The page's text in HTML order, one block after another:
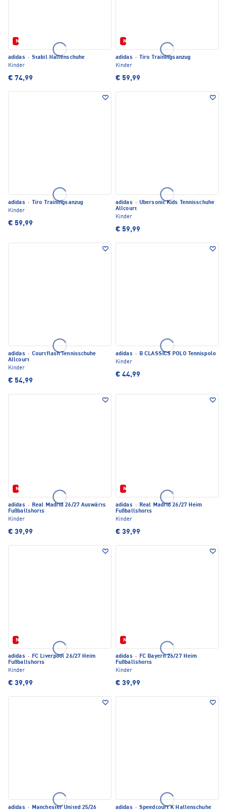
Neu
adidas · Stabil Hallenschuhe
Kinder
€ 74,99
Neu
adidas ·
Tiro Trainingsanzug
Kinder
€ 59,99
adidas ·
Tiro Trainingsanzug
Kinder
€ 59,99
adidas · Ubersonic Kids Tennisschuhe
Allcourt
Kinder
€ 59,99
adidas · Courtflash Tennisschuhe
Allcourt
Kinder
€ 54,99
adidas · B CLASSICS POLO Tennispolo
Kinder
€ 44,99
Neu
adidas · Real Madrid 26/27 Auswärts
Fußballshorts
Kinder
€ 39,99
Neu
adidas · Real Madrid 26/27 Heim
Fußballshorts
Kinder
€ 39,99
Neu
adidas · FC Liverpool 26/27 Heim
Fußballshorts
Kinder
€ 39,99
Neu
adidas · FC Bayern 26/27 Heim
Fußballshorts
Kinder
€ 39,99
adidas · Manchester United 25/26 adidas · Speedcourt K Hallenschuhe